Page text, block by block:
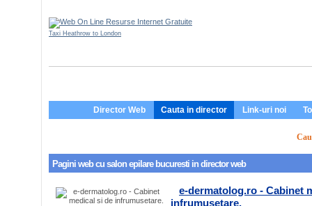
Taxi Heathrow to London
Director Web Cauta in director Link-uri noi
Pagini web cu salon epilare bucuresti in director web
e-dermatolog.ro - Cabinet
infrumusetare.